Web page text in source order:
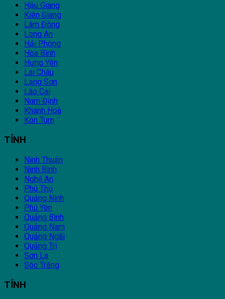
Hậu Giang
Kiên Giang
Lâm Đồng
Long An
Hải Phòng
Hòa Bình
Hưng Yên
Lai Châu
Lạng Sơn
Lào Cai
Nam Định
Khánh Hoà
Kon Tum
TỈNH
Ninh Thuận
Ninh Bình
Nghệ An
Phú Thọ
Quảng Ninh
Phú Yên
Quảng Bình
Quảng Nam
Quảng Ngãi
Quảng Trị
Sơn La
Sóc Trăng
TỈNH